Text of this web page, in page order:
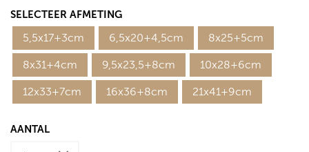
SELECTEER AFMETING
5,5x17+3cm 6,5x20+4,5cm 8x25+5cm
8x31+4cm 9,5x23,5+8cm 10x28+6cm
12x33+7cm 16x36+8cm 21x41+9cm
AANTAL